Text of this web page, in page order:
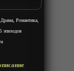
Me to You
Романтика,
эпизодов